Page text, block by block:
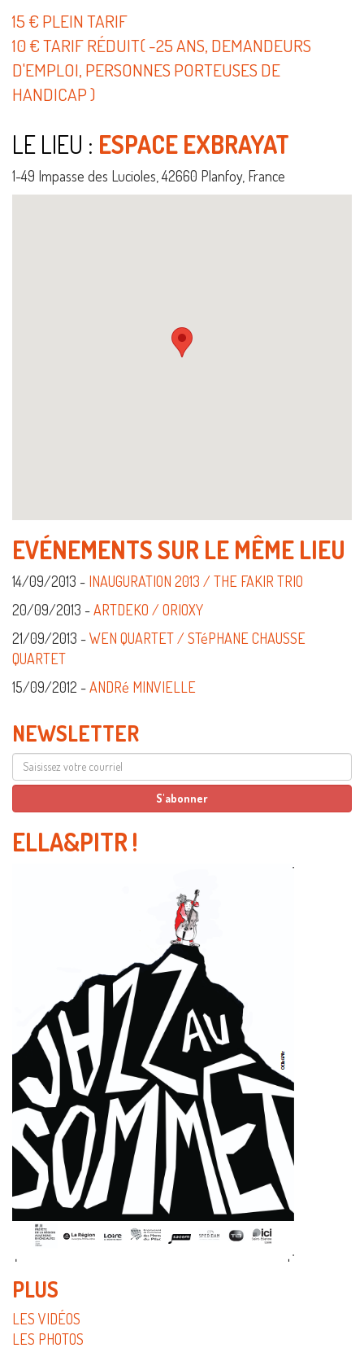
15 € PLEIN TARIF
10 € TARIF RÉDUIT( -25 ANS, DEMANDEURS
D'EMPLOI, PERSONNES PORTEUSES DE
HANDICAP )
LE LIEU : ESPACE EXBRAYAT
1-49 Impasse des Lucioles, 42660 Planfoy, France
EVÉNEMENTS SUR LE MÊME LIEU
14/09/2013 - INAUGURATION 2013 / THE FAKIR TRIO
20/09/2013 -ARTDEKO / ORIOXY
21/09/2013 -WEN QUARTET / STéPHANE CHAUSSE
QUARTET
15/09/2012 -ANDRé MINVIELLE
NEWSLETTER
ELLA&PITR !
PLUS
LES VIDÉOS
LES PHOTOS